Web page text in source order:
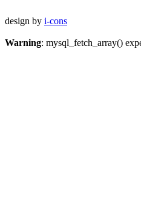
design by i-cons
Warning: mysql_fetch_array()